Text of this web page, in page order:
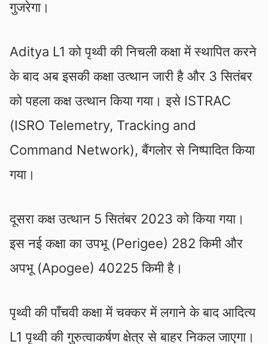
गुजरेगा।
Aditya L1 को पृथ्वी की निचली कक्षा में स्थापित करने
के बाद अब इसकी कक्षा उत्थान जारी है और 3 सितंबर
को पहला कक्ष उत्थान किया गया। इसे ISTRAC
(ISRO Telemetry, Tracking and
Command Network), बैंगलोर से निष्पादित किया
गया।
दूसरा कक्ष उत्थान 5 सितंबर 2023 को किया गया।
इस नई कक्षा का उपभू (Perigee) 282 किमी और
अपभू (Apogee) 40225 किमी है।
पृथ्वी की पाँचवी कक्षा में चक्कर में लगाने के बाद आदित्य
L1 पृथ्वी की गुरुत्वाकर्षण क्षेत्र से बाहर निकल जाएगा।